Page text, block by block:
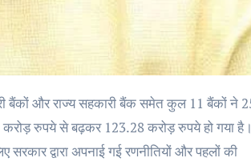
रुपये से बढ़कर 123.28 करोड़ रुपये हो गया है।
सरकार द्वारा अपनाई गई रणनीतियों और पहलों की